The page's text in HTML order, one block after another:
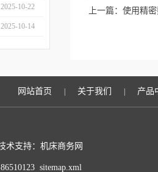
2025-10-22
2025-10-14
上一篇： 使用精
网站首页 关于我们 产品
术支持： 机床商务网
sitemap.xml